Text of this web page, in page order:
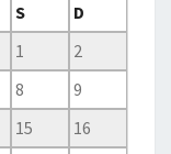
S
D
1
2
8
9
15
16